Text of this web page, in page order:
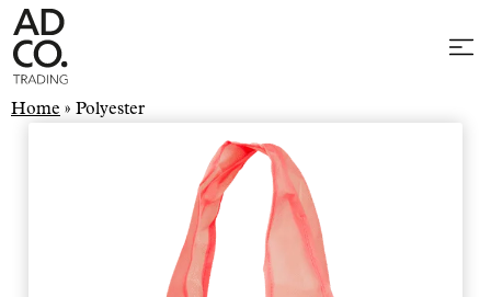
Home » Polyester